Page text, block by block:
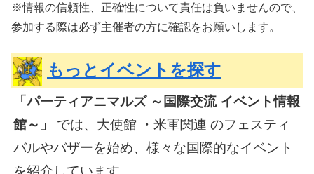
※情報の信頼性、正確性について責任は負いませんので、
参加する際は必ず主催者の方に確認をお願いします。
もっとイベントを探す
「パーティアニマルズ ～国際交流 イベント情報
館～」
では、大使館 ・米軍関連 のフェスティ
バルやバザーを始め、様々な国際的なイベント
を紹介しています。